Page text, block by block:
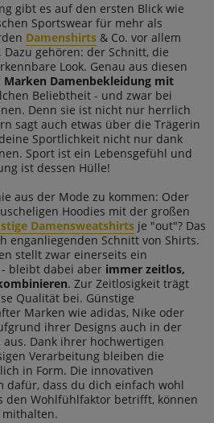
gibt es auf den ersten Blick wie
Sportswear für mehr als
Damenshirts & Co. vor allem
gehören: der Schnitt, die
Look. Genau aus diesen
Marken Damenbekleidung mit
Beliebtheit - und zwar bei
Denn sie ist nicht nur herrlich
sagt auch etwas über die Trägerin
Sportlichkeit nicht nur dank
Sport ist ein Lebensgefühl und
ist dessen Hülle!
aus der Mode zu kommen: Oder
Hoodies mit der großen
Damensweatshirts je "out"? Das
enganliegenden Schnitt von Shirts.
stellt zwar einerseits ein
bleibt dabei aber immer zeitlos,
. Zur Zeitlosigkeit trägt
Qualität bei. Günstige
Marken wie adidas, Nike oder
ihrer Designs auch in der
Dank ihrer hochwertigen
Verarbeitung bleiben die
in Form. Die innovativen
dafür, dass du dich einfach wohl
den Wohlfühlfaktor betrifft, können
mithalten.